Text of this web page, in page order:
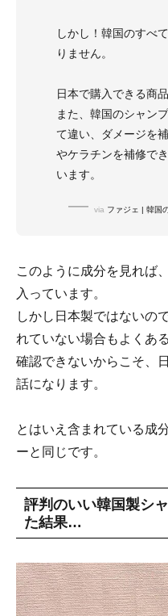
しかし！韓国のすべ
りません。
日本で購入できる商
また、韓国のシャン
て違い、ダメージを
やケラチンを補修で
います。
via ファジェ | 韓国
このように成分を見れば
入っています。
しかし日本製ではないの
れていない場合もよくあ
確認できないからこそ、
話になります。
とはいえ含まれている成
ーと同じです。
評判のいい韓国製シ
た結果…